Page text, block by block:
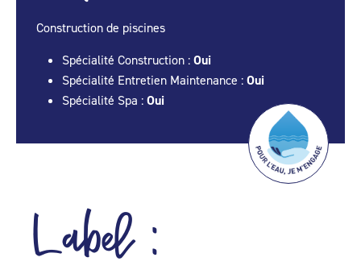
Construction de piscines
Spécialité Construction : Oui
Spécialité Entretien Maintenance : Oui
Spécialité Spa : Oui
Label :